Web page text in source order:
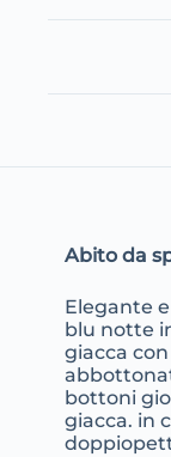
Abito da
Elegante
blu notte
giacca
bottoni
giacca. in